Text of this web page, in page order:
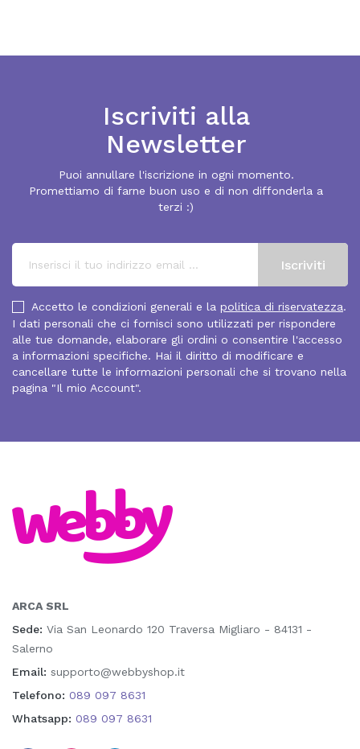
Iscriviti alla
Newsletter
Puoi annullare l'iscrizione in ogni momento.
Promettiamo di farne buon uso e di non diffonderla a
terzi :)
Accetto le condizioni generali e la politica di riservatezza.
I dati personali che ci fornisci sono utilizzati per rispondere
alle tue domande, elaborare gli ordini o consentire l'accesso
a informazioni specifiche. Hai il diritto di modificare e
cancellare tutte le informazioni personali che si trovano nella
pagina "Il mio Account".
ARCA SRL
Sede: Via San Leonardo 120 Traversa Migliaro - 84131 -
Salerno
Email: supporto@webbyshop.it
Telefono: 089 097 8631
Whatsapp: 089 097 8631